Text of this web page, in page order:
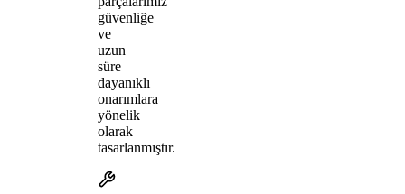
güvenliğe
ve
uzun
süre
dayanıklı
onarımlara
yönelik
olarak
tasarlanmıştır.